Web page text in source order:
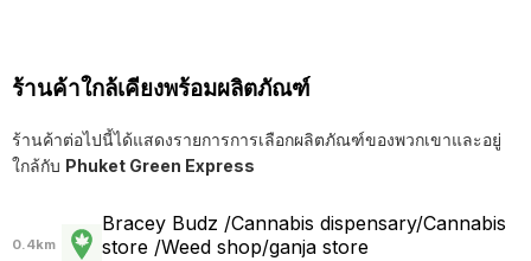
ร้านค้าใกล้เคียงพร้อมผลิตภัณฑ์
ร้านค้าต่อไปนี้ได้แสดงรายการการเลือกผลิตภัณฑ์ของพวกเขาและอยู่
ใกล้กับ Phuket Green Express
0.4km
Bracey Budz /Cannabis dispensary/Cannabis
store /Weed shop/ganja store